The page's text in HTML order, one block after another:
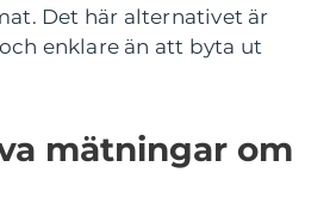
Det här alternativet är
enklare än att byta ut
mätningar om